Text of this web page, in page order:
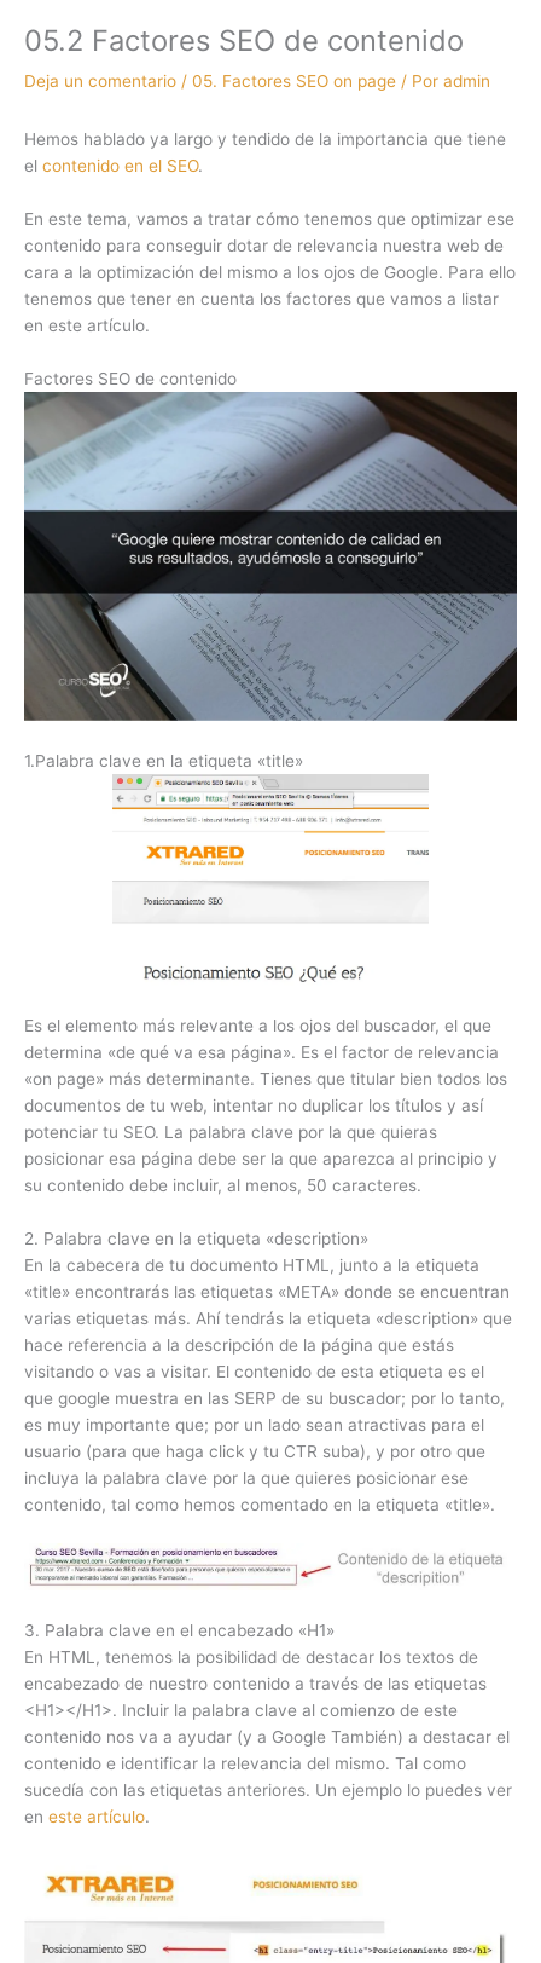
05.2 Factores SEO de contenido
Deja un comentario / 05. Factores SEO on page / Por admin
Hemos hablado ya largo y tendido de la importancia que tiene
el contenido en el SEO.
En este tema, vamos a tratar cómo tenemos que optimizar ese
contenido para conseguir dotar de relevancia nuestra web de
cara a la optimización del mismo a los ojos de Google. Para ello
tenemos que tener en cuenta los factores que vamos a listar
en este artículo.
Factores SEO de contenido
1.Palabra clave en la etiqueta «title»
Es el elemento más relevante a los ojos del buscador, el que
determina «de qué va esa página». Es el factor de relevancia
«on page» más determinante. Tienes que titular bien todos los
documentos de tu web, intentar no duplicar los títulos y así
potenciar tu SEO. La palabra clave por la que quieras
posicionar esa página debe ser la que aparezca al principio y
su contenido debe incluir, al menos, 50 caracteres.
2. Palabra clave en la etiqueta «description»
En la cabecera de tu documento HTML, junto a la etiqueta
«title» encontrarás las etiquetas «META» donde se encuentran
varias etiquetas más. Ahí tendrás la etiqueta «description» que
hace referencia a la descripción de la página que estás
visitando o vas a visitar. El contenido de esta etiqueta es el
que google muestra en las SERP de su buscador; por lo tanto,
es muy importante que; por un lado sean atractivas para el
usuario (para que haga click y tu CTR suba), y por otro que
incluya la palabra clave por la que quieres posicionar ese
contenido, tal como hemos comentado en la etiqueta «title».
3. Palabra clave en el encabezado «H1»
En HTML, tenemos la posibilidad de destacar los textos de
encabezado de nuestro contenido a través de las etiquetas
<H1></H1>. Incluir la palabra clave al comienzo de este
contenido nos va a ayudar (y a Google También) a destacar el
contenido e identificar la relevancia del mismo. Tal como
sucedía con las etiquetas anteriores. Un ejemplo lo puedes ver
en este artículo.